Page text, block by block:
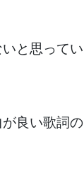
と思ってい
良い歌詞